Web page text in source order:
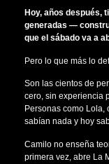
Hoy, años después,
generadas —
que el sábado va a
Pero lo que más lo
Son las cientos de
cero, sin experiencia
Personas como Lola,
sabían nada y hoy
Camilo no enseña
primera vez, abre La